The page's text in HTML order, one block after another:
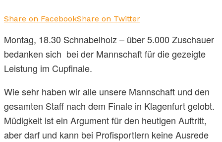
Share on FacebookShare on Twitter
Montag, 18.30 Schnabelholz – über 5.000 Zuschauer
bedanken sich bei der Mannschaft für die gezeigte
Leistung im Cupfinale.
Wie sehr haben wir alle unsere Mannschaft und den
gesamten Staff nach dem Finale in Klagenfurt gelobt.
Müdigkeit ist ein Argument für den heutigen Auftritt,
aber darf und kann bei Profisportlern keine Ausrede